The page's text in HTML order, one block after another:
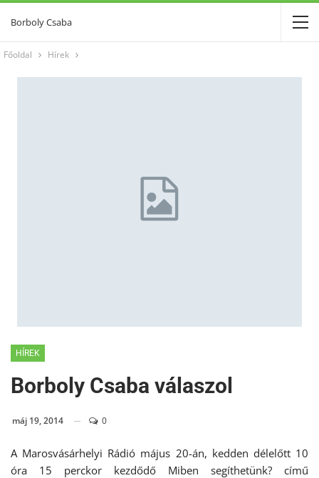
Borboly Csaba
Főoldal Hírek
HÍREK
Borboly Csaba válaszol
máj 19, 2014 0
A Marosvásárhelyi Rádió május 20-án, kedden délelőtt 10
óra 15 perckor kezdődő Miben segíthetünk? című